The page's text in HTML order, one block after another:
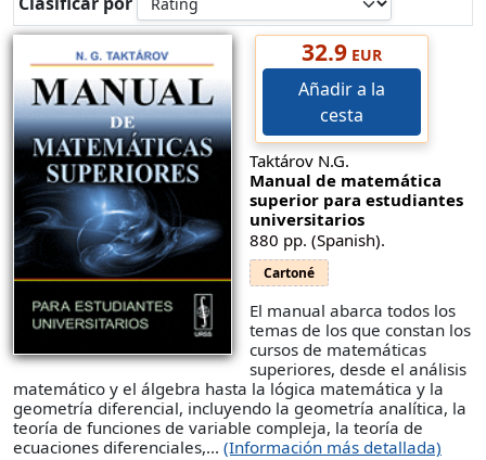
32.9EUR
Añadir a la
cesta
Taktárov N.G.
Manual de matemática
superior para estudiantes
universitarios
880 pp. (Spanish).
Cartoné
El manual abarca todos los
temas de los que constan los
cursos de matemáticas
superiores, desde el análisis
matemático y el álgebra hasta la lógica matemática y la
geometría diferencial, incluyendo la geometría analítica, la
teoría de funciones de variable compleja, la teoría de
ecuaciones diferenciales,... (Información más detallada)